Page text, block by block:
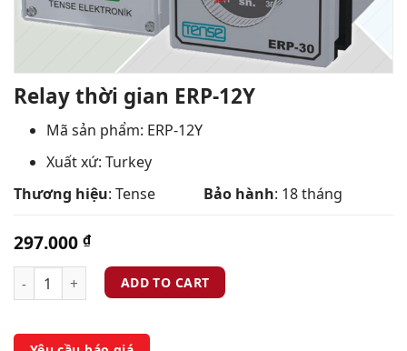
Relay thời gian ERP-12Y
Mã sản phẩm: ERP-12Y
Xuất xứ: Turkey
Thương hiệu: Tense Bảo hành: 18 tháng
297.000 ₫
ADD TO CART